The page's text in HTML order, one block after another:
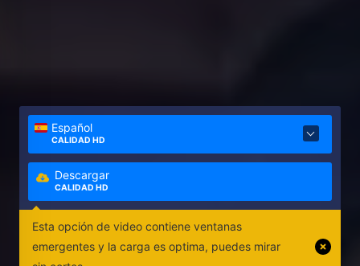
Español
CALIDAD HD
Descargar
CALIDAD HD
Esta opción de video contiene ventanas
emergentes y la carga es optima, puedes mirar